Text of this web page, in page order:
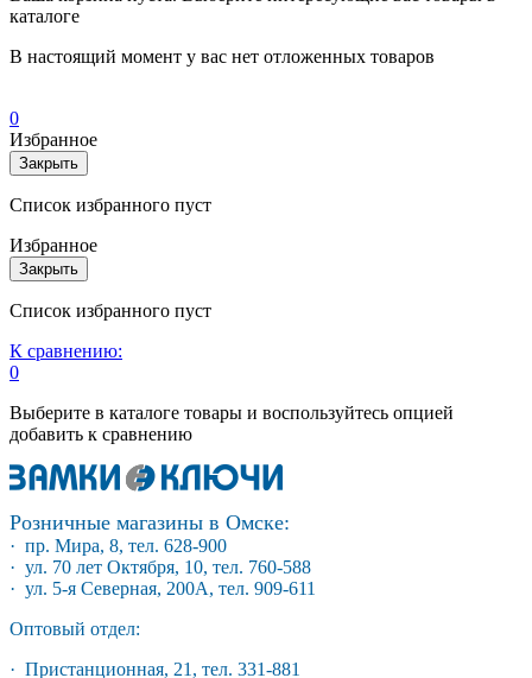
каталоге
В настоящий момент у вас нет отложенных товаров
0
Избранное
Закрыть
Список избранного пуст
Избранное
Закрыть
Список избранного пуст
К сравнению:
0
Выберите в каталоге товары и воспользуйтесь опцией
добавить к сравнению
Розничные магазины в Омске:
· пр. Мира, 8, тел. 628-900
· ул. 70 лет Октября, 10, тел. 760-588
· ул. 5-я Северная, 200А, тел. 909-611
Оптовый отдел:
· Пристанционная, 21, тел. 331-881